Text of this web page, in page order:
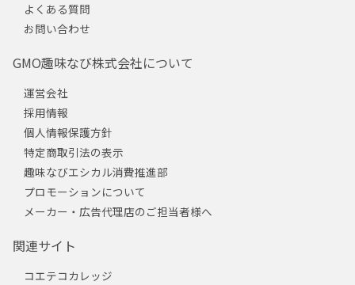
よくある質問
お問い合わせ
GMO趣味なび株式会社について
運営会社
採用情報
個人情報保護方針
特定商取引法の表示
趣味なびエシカル消費推進部
プロモーションについて
メーカー・広告代理店のご担当者様へ
関連サイト
コエテコカレッジ